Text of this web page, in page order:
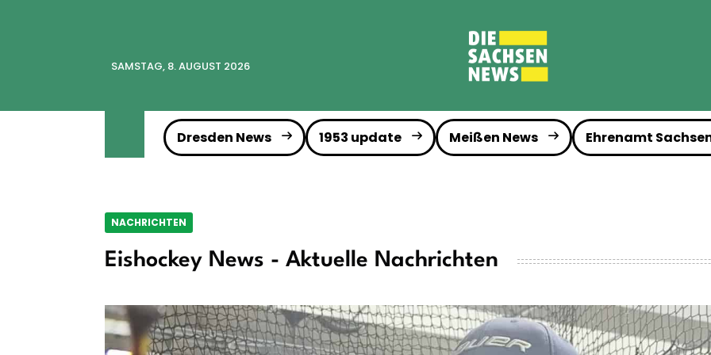
SAMSTAG, 8. AUGUST 2026
Dresden News 1953 update Meißen News Ehrenamt
NACHRICHTEN
Eishockey News - Aktuelle Nachrichten